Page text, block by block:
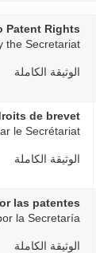
Patent Rights
the Secretariat
الوثيقة الكاملة
de brevet
le Secrétariat
الوثيقة الكاملة
las patentes
la Secretaría
الوثيقة الكاملة